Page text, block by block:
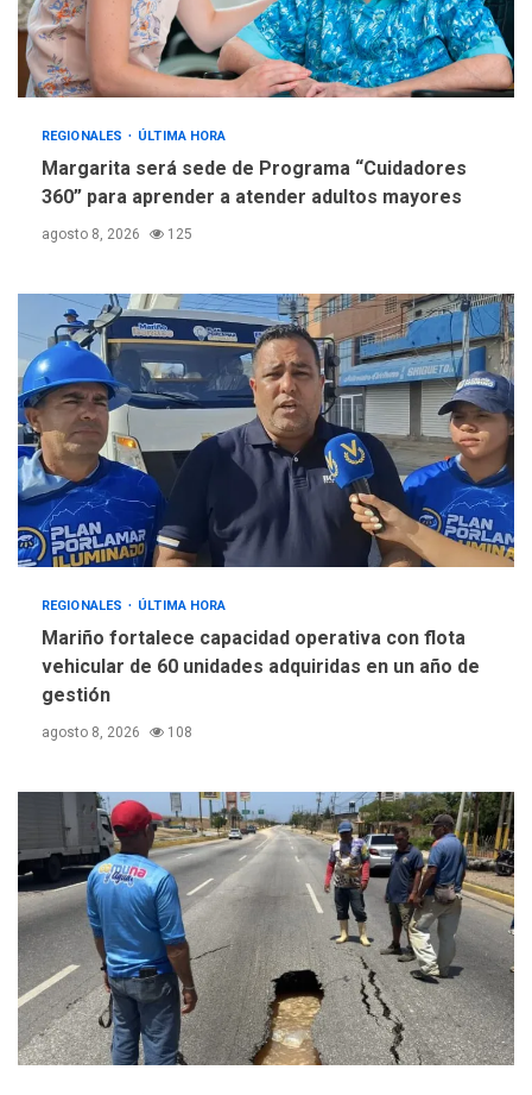
REGIONALES ÚLTIMA HORA
Margarita será sede de Programa “Cuidadores
360” para aprender a atender adultos mayores
agosto 8, 2026 125
REGIONALES ÚLTIMA HORA
Mariño fortalece capacidad operativa con flota
vehicular de 60 unidades adquiridas en un año de
gestión
agosto 8, 2026 108